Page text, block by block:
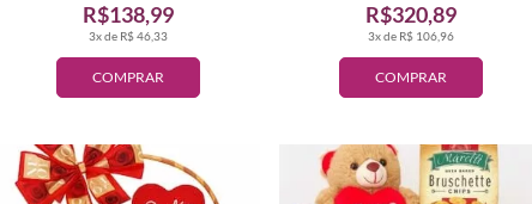
COMPRAR
3x de R$ 46,33
R$138,99
COMPRAR
3x de R$ 106,96
R$320,89